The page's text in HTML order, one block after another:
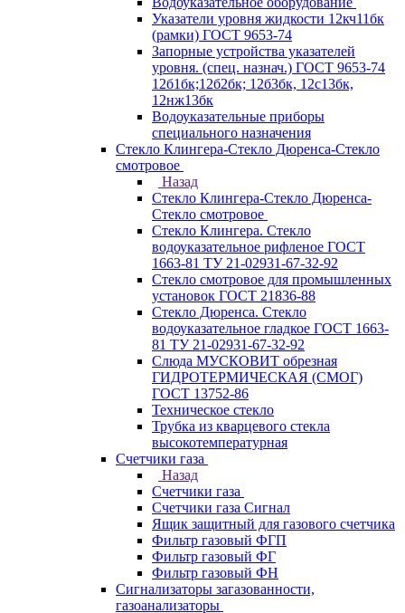
Указатели уровня жидкости 12кч11бк
(рамки) ГОСТ 9653-74
Запорные устройства указателей
уровня. (спец. назнач.) ГОСТ 9653-74
12б1бк;12б2бк; 12б3бк, 12с13бк,
12нж13бк
Водоуказательные приборы
специального назначения
Стекло Клингера-Стекло Дюренса-Стекло
смотровое
Назад
Стекло Клингера-Стекло Дюренса-
Стекло смотровое
Стекло Клингера. Стекло
водоуказательное рифленое ГОСТ
1663-81 ТУ 21-02931-67-32-92
Стекло смотровое для промышленных
установок ГОСТ 21836-88
Стекло Дюренса. Стекло
водоуказательное гладкое ГОСТ 1663-
81 ТУ 21-02931-67-32-92
Слюда МУСКОВИТ обрезная
ГИДРОТЕРМИЧЕСКАЯ (СМОГ)
ГОСТ 13752-86
Техническое стекло
Трубка из кварцевого стекла
высокотемпературная
Счетчики газа
Назад
Счетчики газа
Счетчики газа Сигнал
Ящик защитный для газового счетчика
Фильтр газовый ФГП
Фильтр газовый ФГ
Фильтр газовый ФН
Сигнализаторы загазованности,
газоанализаторы